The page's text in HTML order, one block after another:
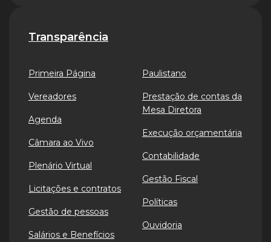
Transparência
Primeira Página
Vereadores
Agenda
Câmara ao Vivo
Plenário Virtual
Licitações e contratos
Gestão de pessoas
Salários e Benefícios
Paulistano
Prestação de contas da
Mesa Diretora
Execução orçamentária
Contabilidade
Gestão Fiscal
Políticas
Ouvidoria